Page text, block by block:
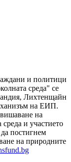
и политици
среда" се
Лихтенщайн
на ЕИП.
на
и участието
постигнем
на природните